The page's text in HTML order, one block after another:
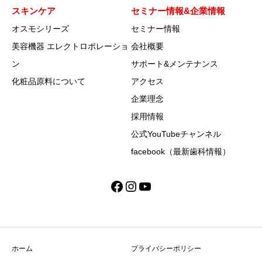
スキンケア
オスモシリーズ
美容機器 エレクトロポレーショ
ン
化粧品原料について
セミナー情報&企業情報
セミナー情報
会社概要
サポート&メンテナンス
アクセス
企業理念
採用情報
公式YouTubeチャンネル
facebook（最新歯科情報）
Facebook
Instagram
YouTube
ホーム プライバシーポリシー